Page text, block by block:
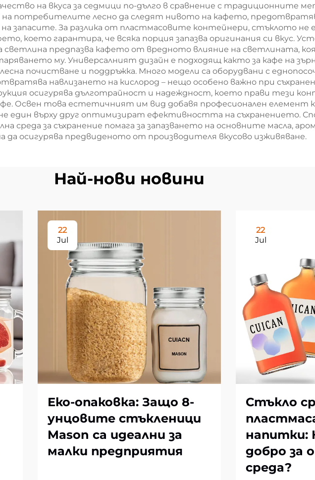
на вкуса за седмици по-дълго в сравнение с традиционните
потребителите лесно да следят нивото на кафето,
на запасите. За разлика от пластмасовите контейнери, стъклото не
което гарантира, че всяка порция запазва оригинания си вкус.
предпазва кафето от вредното влияние на светлината,
му. Универсалният дизайн е подходящ както за кафе на
почистване и поддръжка. Много модели са оборудвани с
навлизането на кислород – нещо особено важно при
осигурява дълготрайност и надеждност, което прави тези
Освен това естетичният им вид добавя професионален елемент
един върху друг оптимизират ефективността на съхранението.
среда за съхранение помага за запазването на основните масла,
да осигурява предвиденото от производителя вкусово изживяване.
Най-нови новини
22
Jul
Еко-опаковка: Защо 8-
унцовите стъкленици
Mason са идеални за
малки предприятия
22
Jul
Стъкло
напитки:
добро за
среда?